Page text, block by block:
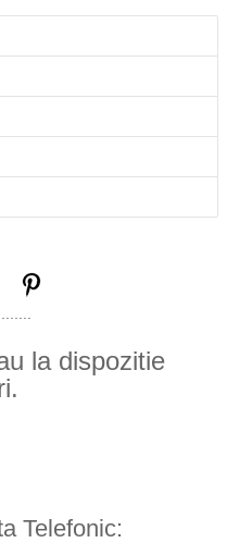
YouTube
la dispozitie
Telefonic: